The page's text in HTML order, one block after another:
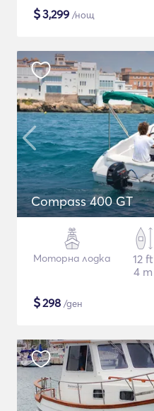
$3,299 /нощ
Compass 400 GT
Моторна лодка
12 ft
4 m
$298 /ден